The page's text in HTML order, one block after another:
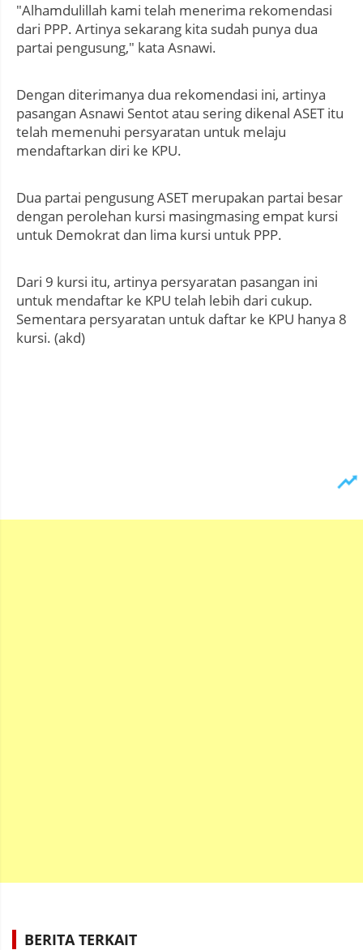
"Alhamdulillah kami telah menerima rekomendasi
dari PPP. Artinya sekarang kita sudah punya dua
partai pengusung," kata Asnawi.
Dengan diterimanya dua rekomendasi ini, artinya
pasangan Asnawi Sentot atau sering dikenal ASET itu
telah memenuhi persyaratan untuk melaju
mendaftarkan diri ke KPU.
Dua partai pengusung ASET merupakan partai besar
dengan perolehan kursi masingmasing empat kursi
untuk Demokrat dan lima kursi untuk PPP.
Dari 9 kursi itu, artinya persyaratan pasangan ini
untuk mendaftar ke KPU telah lebih dari cukup.
Sementara persyaratan untuk daftar ke KPU hanya 8
kursi. (akd)
BERITA TERKAIT